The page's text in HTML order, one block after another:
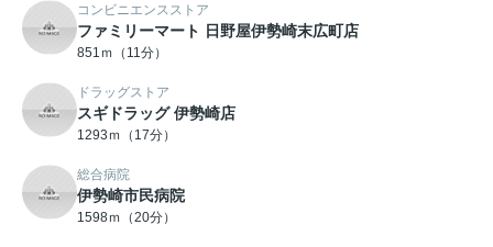
コンビニエンスストア
ファミリーマート 日野屋伊勢崎末広町店
851ｍ（11分）
ドラッグストア
スギドラッグ 伊勢崎店
1293ｍ（17分）
総合病院
伊勢崎市民病院
1598ｍ（20分）